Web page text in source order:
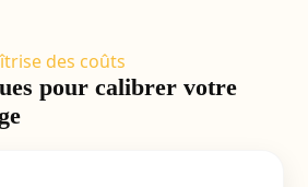
des coûts
pour calibrer votre